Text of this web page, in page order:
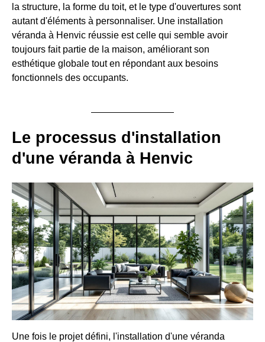
la structure, la forme du toit, et le type d'ouvertures sont
autant d'éléments à personnaliser. Une installation
véranda à Henvic réussie est celle qui semble avoir
toujours fait partie de la maison, améliorant son
esthétique globale tout en répondant aux besoins
fonctionnels des occupants.
Le processus d'installation
d'une véranda à Henvic
Une fois le projet défini, l'installation d'une véranda